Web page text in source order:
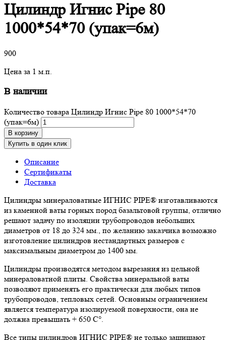
Цилиндр Игнис Pipe 80
1000*54*70 (упак=6м)
900
Цена за 1 м.п.
В наличии
Количество товара Цилиндр Игнис Pipe 80 1000*54*70
(упак=6м)
В корзину
Купить в один клик
Описание
Сертификаты
Доставка
Цилиндры минераловатные ИГНИС PIPE® изготавливаются
из каменной ваты горных пород базальтовой группы, отлично
решают задачу по изоляции трубопроводов небольших
диаметров от 18 до 324 мм., по желанию заказчика возможно
изготовление цилиндров нестандартных размеров с
максимальным диаметром до 1400 мм.
Цилиндры производятся методом вырезания из цельной
минераловатной плиты. Свойства минеральной ваты
позволяют применять его практически для любых типов
трубопроводов, тепловых сетей. Основным ограничением
является температура изолируемой поверхности, она не
должна превышать + 650 C°.
Все типы цилиндров ИГНИС PIPE® не только защищают